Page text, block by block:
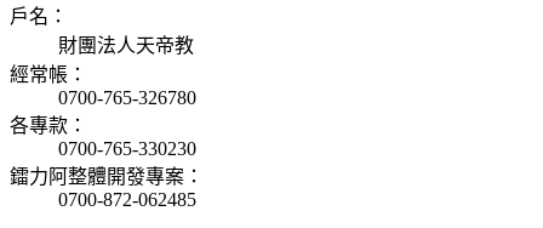
戶名 ：
財團法人天帝教
經常帳 ：
0700-765-326780
各專款 ：
0700-765-330230
鐳力阿整體開發專案 ：
0700-872-062485